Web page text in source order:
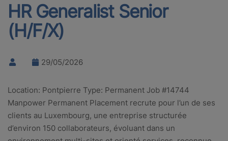
HR Generalist Senior
(H/F/X)
29/05/2026
Location: Pontpierre Type: Permanent Job #14744
Manpower Permanent Placement recrute pour l’un de ses
clients au Luxembourg, une entreprise structurée
d’environ 150 collaborateurs, évoluant dans un